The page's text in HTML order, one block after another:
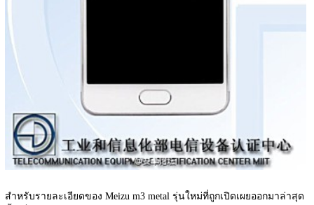
สำหรับรายละเอียดของ Meizu m3 metal รุ่นใหม่ที่ถูกเปิดเผยออกมาล่าสุด